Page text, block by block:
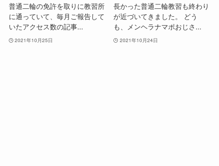
普通二輪の免許を取りに教習所
に通っていて、毎月ご報告して
いたアクセス数の記事...
2021年10月25日
長かった普通二輪教習も終わり
が近づいてきました。 どう
も、メンヘラナマポおじさ...
2021年10月24日